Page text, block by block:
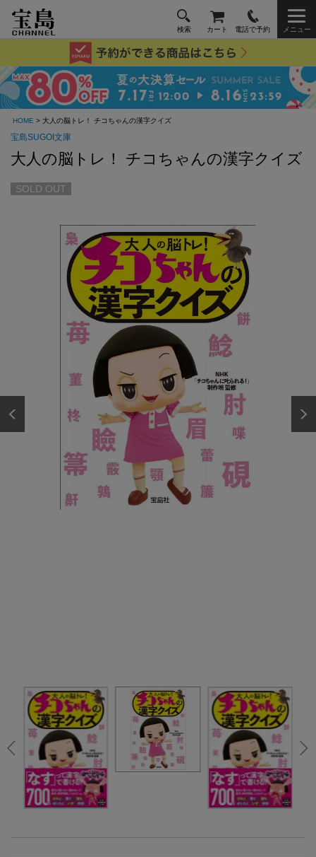
検索 カート 電話で予約 メニュー
HOME > 大人の脳トレ！ チコちゃんの漢字クイズ
宝島SUGOI文庫
大人の脳トレ！ チコちゃんの漢字クイズ
SOLD OUT